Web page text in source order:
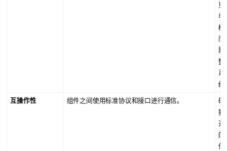
更
单
模
而
影
整
系
统
互操作性 组件之间使用标准协议和接口进行通信。
确
独
开
的
件